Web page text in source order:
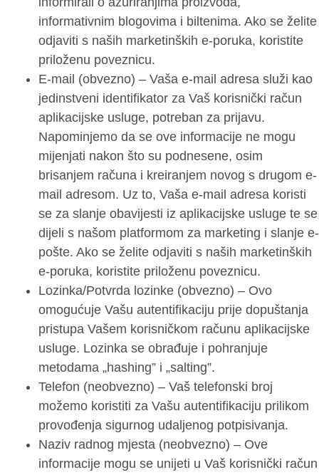
informativnim blogovima i biltenima. Ako se želite
odjaviti s naših marketinških e-poruka, koristite
priloženu poveznicu.
E-mail (obvezno) – Vaša e-mail adresa služi kao
jedinstveni identifikator za Vaš korisnički račun
aplikacijske usluge, potreban za prijavu.
Napominjemo da se ove informacije ne mogu
mijenjati nakon što su podnesene, osim
brisanjem računa i kreiranjem novog s drugom e-
mail adresom. Uz to, Vaša e-mail adresa koristi
se za slanje obavijesti iz aplikacijske usluge te se
dijeli s našom platformom za marketing i slanje e-
pošte. Ako se želite odjaviti s naših marketinških
e-poruka, koristite priloženu poveznicu.
Lozinka/Potvrda lozinke (obvezno) – Ovo
omogućuje Vašu autentifikaciju prije dopuštanja
pristupa Vašem korisničkom računu aplikacijske
usluge. Lozinka se obrađuje i pohranjuje
metodama „hashing” i „salting”.
Telefon (neobvezno) – Vaš telefonski broj
možemo koristiti za Vašu autentifikaciju prilikom
provođenja sigurnog udaljenog potpisivanja.
Naziv radnog mjesta (neobvezno) – Ove
informacije mogu se unijeti u Vaš korisnički račun